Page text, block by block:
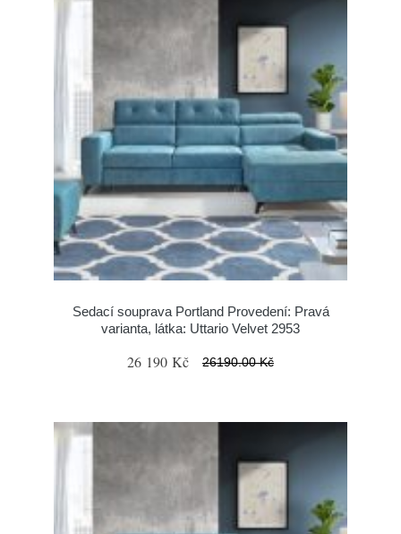
Sedací souprava Portland Provedení: Pravá
varianta, látka: Uttario Velvet 2953
26 190 Kč 26190.00 Kč